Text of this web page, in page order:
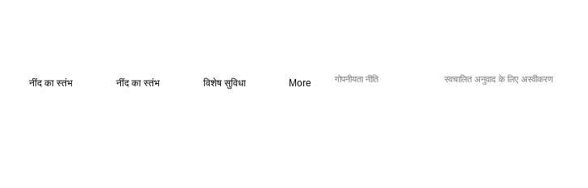
नींद का स्तंभ नींद का स्तंभ विशेष सुविधा More गोपनीयता नीति स्वचालित अनुवाद के लिए अस्वीकरण